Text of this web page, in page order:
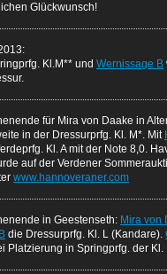
Glückwunsch!
Kl.M** und Wernissage B
für Mira von Daake in
in der Dressurprfg. Kl. M*. Mit
Kl. A mit der Note 8,0.
auf der Verdener
www.hannoveraner.com
in Geestenseth: Mira von
die Dressurprfg. Kl. L (Kandare).
Platzierung in Springprfg. der Kl.